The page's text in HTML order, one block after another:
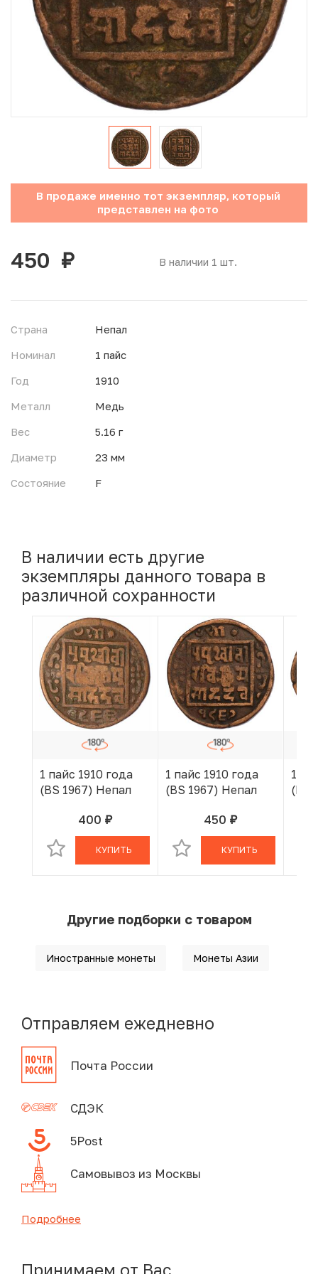
Юбилейные монеты Банка России (с 1999 года)
Памятные и инвестиционные монеты СССР и России
Иностранные монеты
Неофициальные выпуски монет (Unusual)
Античные и средневековые монеты
Наборы монет
Инвестиционные монеты
В продаже именно тот экземпляр, который
представлен на фото
В наличии 1 шт.
450 руб.
Страна
Непал
Номинал
1 пайс
Год
1910
Металл
Медь
Вес
5.16 г
Диаметр
23 мм
Состояние
F
В наличии есть другие
экземпляры данного товара в
различной сохранности
1 пайс 1910 года
(BS 1967) Непал
400 руб.
В КОРЗИНЕ
КУПИТЬ
1 пайс 1910 года
(BS 1967) Непал
450 руб.
В КОРЗИНЕ
КУПИТЬ
1
(BS
Другие подборки с товаром
Иностранные монеты Монеты Азии
Отправляем ежедневно
Почта России
СДЭК
5Post
Самовывоз из Москвы
Подробнее